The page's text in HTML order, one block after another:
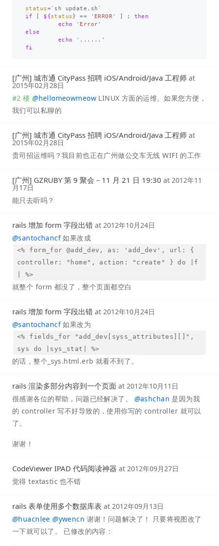
status=` sh update.sh `
if
${ status } == 'ERROR' ;
then
echo
'Error'
else
echo
'......'
fi
[广州] 城市通 CityPass 招聘 iOS/Android/Java 工程师 at
2015年02月28日
#2 楼 @hellomeowmeow LINUX 方面的运维。如果您方便，
我们可以私聊的
[广州] 城市通 CityPass 招聘 iOS/Android/Java 工程师 at
2015年02月28日
贵司招运维吗？我目前也正在广州做公交车无线 WIFI 的工作
[广州] GZRUBY 第 9 聚会－11 月 21 日 19:30 at 2012年11
月17日
能只去听吗？
rails 增加 form 字段出错 at 2012年10月24日
@santochancf如果改成
<% form_for @add_dev, as: 'add_dev', url: {
controller: "home", action: "create" } do |f
| %>
就整个 form 都没了，整个页面都空白
rails 增加 form 字段出错 at 2012年10月24日
@santochancf如果改为
<% fields_for "add_dev[syss_attributes][]",
sys do |sys_stat| %>
的话，整个_sys.html.erb 就看不到了。
rails 渲染多部分内容到一个页面 at 2012年10月11日
很感谢各位的帮助，问题已经解决了。 @ashchan 是因为我
的 controller 写不好导致的，使用你写的 controller 就可以
了。
谢谢！
CodeViewer IPAD 代码阅读神器 at 2012年09月27日
觉得 textastic 也不错
rails 表单使用多个数据库表 at 2012年09月13日
@huacnlee @ywencn 谢谢！问题解决了！ 只要将视图改了
一下就可以了。 已修改的内容：